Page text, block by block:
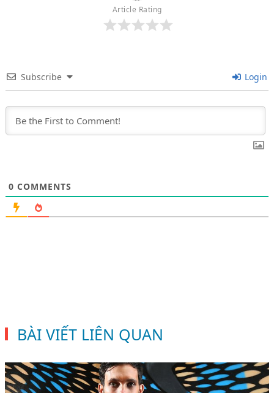
Article Rating
Subscribe Login
0 COMMENTS
BÀI VIẾT LIÊN QUAN